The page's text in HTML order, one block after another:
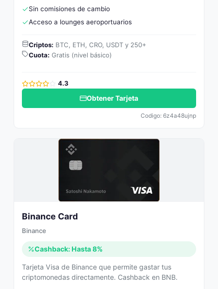
Sin comisiones de cambio
Acceso a lounges aeroportuarios
Criptos: BTC, ETH, CRO, USDT y 250+
Cuota: Gratis (nivel básico)
4.3
Obtener Tarjeta
Codigo: 6z4a48ujnp
Binance Card
Binance
Cashback: Hasta 8%
Tarjeta Visa de Binance que permite gastar tus
criptomonedas directamente. Cashback en BNB.